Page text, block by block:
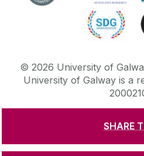
SHARE
© 2026 University of
University of Galway is a